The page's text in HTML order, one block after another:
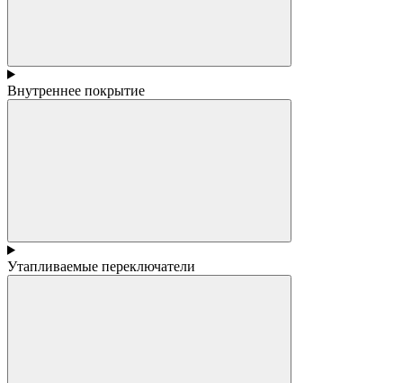
Внутреннее покрытие
Утапливаемые переключатели